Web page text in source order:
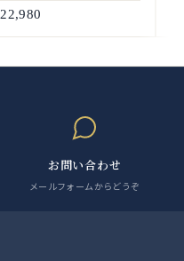
22,980
お問い合わせ
メールフォームからどうぞ